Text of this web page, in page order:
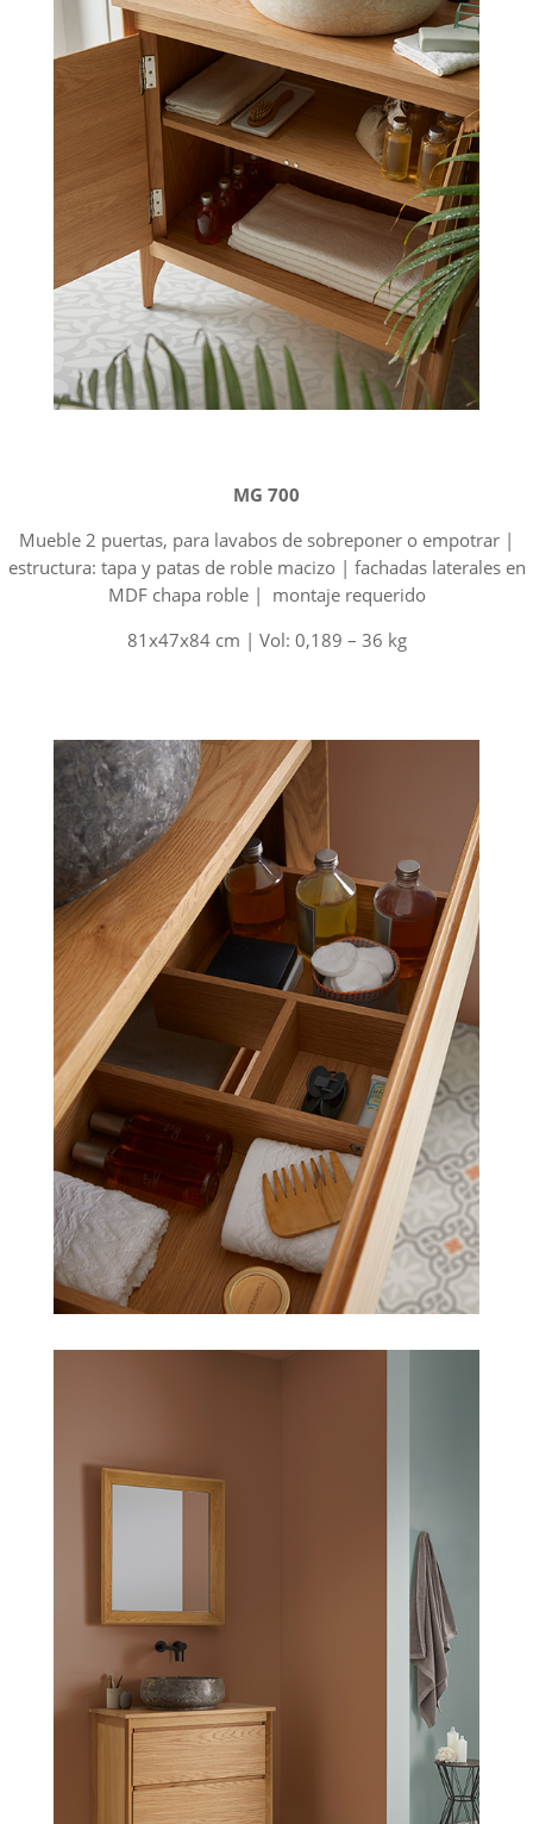
MG 700
Mueble 2 puertas, para lavabos de sobreponer o empotrar |
estructura: tapa y patas de roble macizo | fachadas laterales en
MDF chapa roble | montaje requerido
81x47x84 cm | Vol: 0,189 – 36 kg